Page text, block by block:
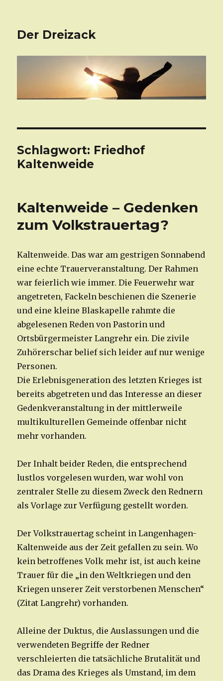
Der Dreizack
Schlagwort: Friedhof
Kaltenweide
Kaltenweide – Gedenken
zum Volkstrauertag?
Kaltenweide. Das war am gestrigen Sonnabend
eine echte Trauerveranstaltung. Der Rahmen
war feierlich wie immer. Die Feuerwehr war
angetreten, Fackeln beschienen die Szenerie
und eine kleine Blaskapelle rahmte die
abgelesenen Reden von Pastorin und
Ortsbürgermeister Langrehr ein. Die zivile
Zuhörerschar belief sich leider auf nur wenige
Personen.
Die Erlebnisgeneration des letzten Krieges ist
bereits abgetreten und das Interesse an dieser
Gedenkveranstaltung in der mittlerweile
multikulturellen Gemeinde offenbar nicht
mehr vorhanden.
Der Inhalt beider Reden, die entsprechend
lustlos vorgelesen wurden, war wohl von
zentraler Stelle zu diesem Zweck den Rednern
als Vorlage zur Verfügung gestellt worden.
Der Volkstrauertag scheint in Langenhagen-
Kaltenweide aus der Zeit gefallen zu sein. Wo
kein betroffenes Volk mehr ist, ist auch keine
Trauer für die „in den Weltkriegen und den
Kriegen unserer Zeit verstorbenen Menschen“
(Zitat Langrehr) vorhanden.
Alleine der Duktus, die Auslassungen und die
verwendeten Begriffe der Redner
verschleierten die tatsächliche Brutalität und
das Drama des Krieges als Umstand, im dem